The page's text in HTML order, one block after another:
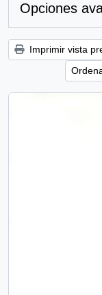
Opciones
Imprimir vista